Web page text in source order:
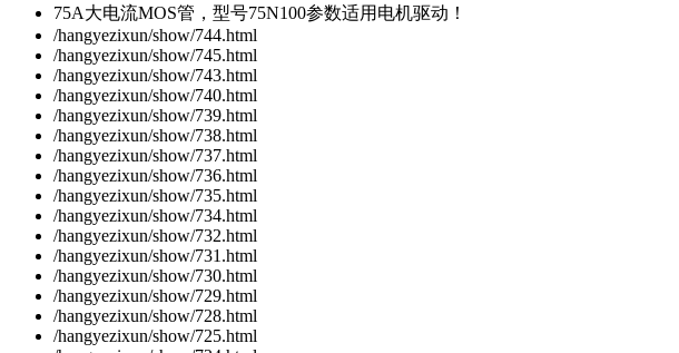
75A大电流MOS管，型号75N100参数适用电机驱动！
/hangyezixun/show/744.html
/hangyezixun/show/745.html
/hangyezixun/show/743.html
/hangyezixun/show/740.html
/hangyezixun/show/739.html
/hangyezixun/show/738.html
/hangyezixun/show/737.html
/hangyezixun/show/736.html
/hangyezixun/show/735.html
/hangyezixun/show/734.html
/hangyezixun/show/732.html
/hangyezixun/show/731.html
/hangyezixun/show/730.html
/hangyezixun/show/729.html
/hangyezixun/show/728.html
/hangyezixun/show/725.html